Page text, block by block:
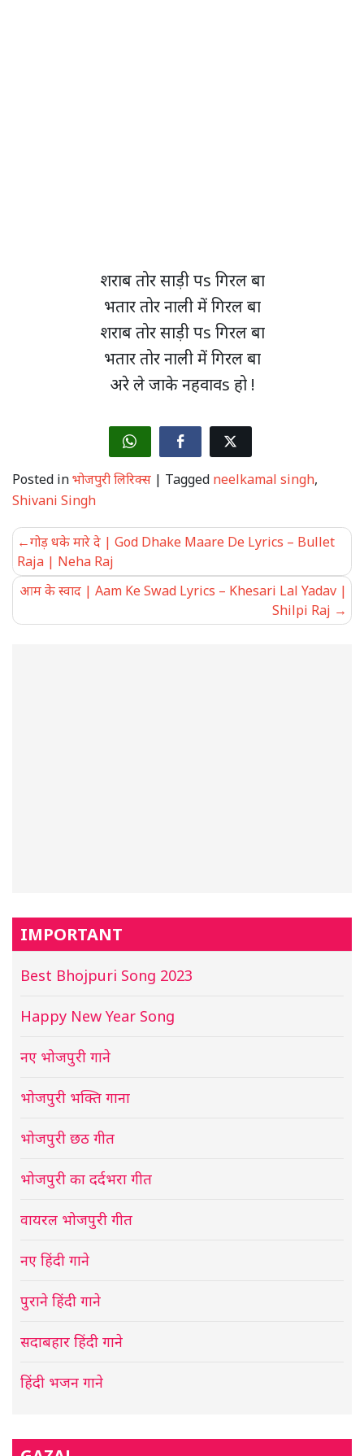
शराब तोर साड़ी पs गिरल बा
भतार तोर नाली में गिरल बा
शराब तोर साड़ी पs गिरल बा
भतार तोर नाली में गिरल बा
अरे ले जाके नहवावs हो !
Posted inभोजपुरी लिरिक्स | Tagged neelkamal singh,
Shivani Singh
Post
navigation
गोड़ धके मारे दे | God Dhake Maare De Lyrics – Bullet
Raja | Neha Raj
आम के स्वाद | Aam Ke Swad Lyrics – Khesari Lal Yadav |
Shilpi Raj
IMPORTANT
Best Bhojpuri Song 2023
Happy New Year Song
नए भोजपुरी गाने
भोजपुरी भक्ति गाना
भोजपुरी छठ गीत
भोजपुरी का दर्दभरा गीत
वायरल भोजपुरी गीत
नए हिंदी गाने
पुराने हिंदी गाने
सदाबहार हिंदी गाने
हिंदी भजन गाने